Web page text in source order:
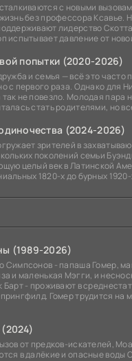
с новыми
без профессора Ксавье.
лидерство
испытывает давление от
попытки (2020-2026)
и семья — всё это часто
с первого раза. Однако для
не повезло. Молодая пара
стать родителями, но
(2024-2026)
зрителей в
поколений семьи
целый век в Латинской
1820-х до бурных 1920-
(1989-2026)
Симпсонов - папаша Гомер,
и маленькая Мэгги, и
Барт - проживают в
Гомер трудится на
от предков-искателей,
в далёкие и опасные воды